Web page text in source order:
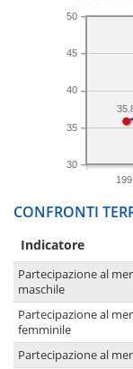
30
35
40
45
50
CONFRONTI
Indicatore
Partecipazione al
maschile
Partecipazione al
femminile
Partecipazione al